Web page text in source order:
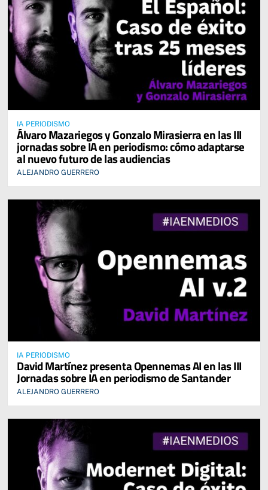
IA PERIODISMO
Álvaro Mazariegos y Gonzalo Mirasierra en las III
jornadas sobre IA en periodismo: cómo adaptarse
al nuevo futuro de las audiencias
ALEJANDRO GUERRERO
IA PERIODISMO
David Martínez presenta Opennemas AI en las III
Jornadas sobre IA en periodismo de Santander
ALEJANDRO GUERRERO